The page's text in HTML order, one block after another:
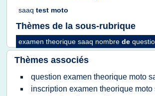
saaq test moto
Thèmes de la sous-rubrique
examen theorique saaq nombre de
Thèmes associés
question examen theorique moto
inscription examen theorique moto